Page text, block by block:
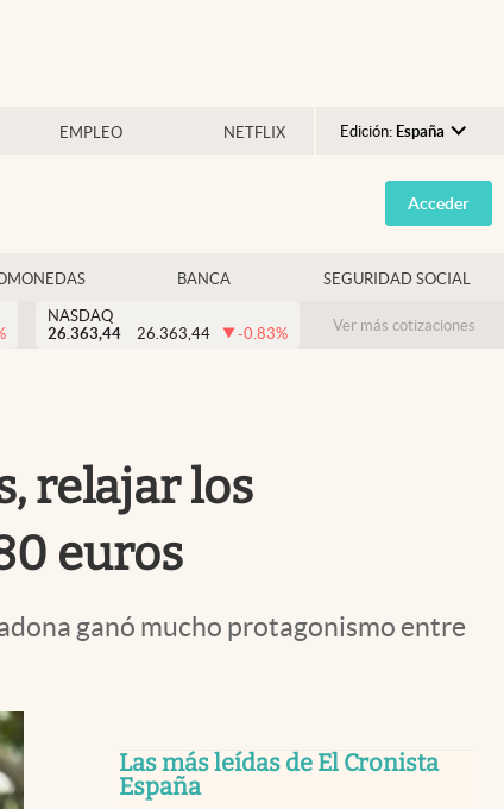
EMPLEO NETFLIX Edición: España
Argentina
España
USA
Colombia
Acceder
BANCA SEGURIDAD SOCIAL
NASDAQ
26.363,44
26.363,44 -0.83% Ver más cotizaciones
relajar los
euros
ganó mucho protagonismo entre
Las más leídas de El Cronista
España